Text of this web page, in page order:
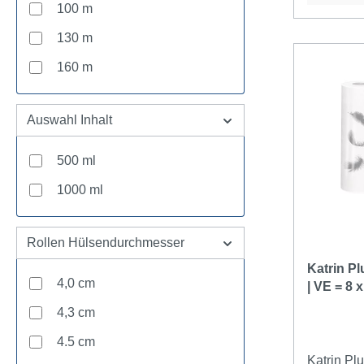
100 m
130 m
160 m
Auswahl Inhalt
500 ml
1000 ml
Rollen Hülsendurchmesser
4,0 cm
4,3 cm
4.5 cm
Katrin Plus
| VE = 8
Katrin